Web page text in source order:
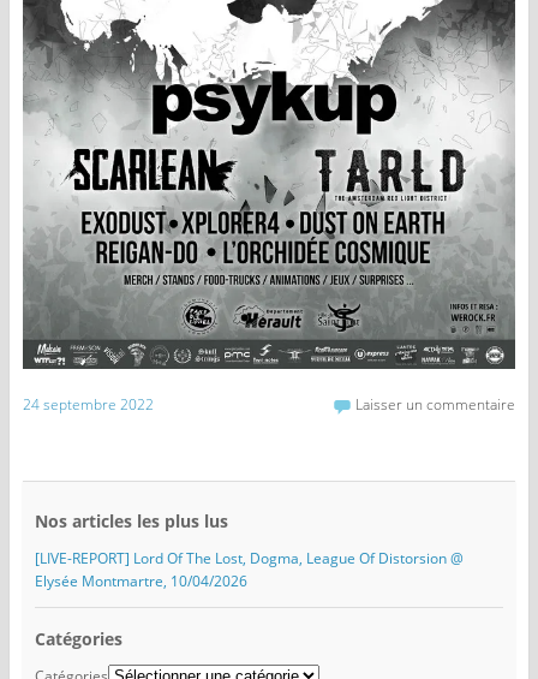
24 septembre 2022 Laisser un commentaire
Nos articles les plus lus
[LIVE-REPORT] Lord Of The Lost, Dogma, League Of Distorsion @
Elysée Montmartre, 10/04/2026
Catégories